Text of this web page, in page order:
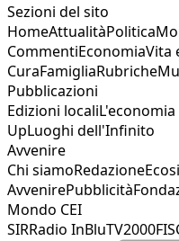
Sezioni del sito
HomeAttualitàPolitica
CommentiEconomiaVita
CuraFamigliaRubriche
Pubblicazioni
Edizioni locali
UpLuoghi dell'Infinito
Avvenire
Chi siamoRedazione
AvvenirePubblicità
Mondo CEI
SIRRadio InBluTV2000